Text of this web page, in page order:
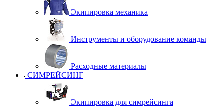
Экипировка механика
Инструменты и оборудование команды
Расходные материалы
СИМРЕЙСИНГ
Экипировка для симрейсинга